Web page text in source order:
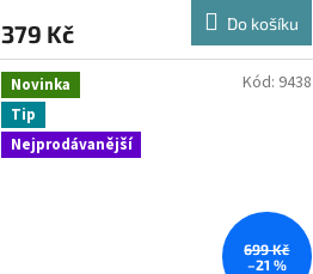
379 Kč Do košíku
Novinka
Tip
Nejprodávanější
699 Kč
–21 %
Kód: 9438